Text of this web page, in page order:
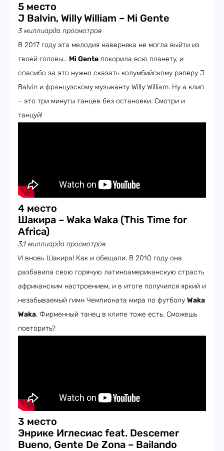
5 место
J Balvin, Willy William – Mi Gente
3 миллиарда просмотров
В 2017 году эта мелодия наверняка не могла выйти из
твоей головы… Mi Gente покорила всю планету, и
спасибо за это нужно сказать колумбийскому рэперу J
Balvin и французскому музыканту Willy William. Ну а клип
– это три минуты танцев без остановки. Смотри и
танцуй!
4 место
Шакира – Waka Waka (This Time for
Africa)
3,1 миллиарда просмотров
И вновь Шакира! Как и обещали. В 2010 году она
разбавила свою горячую латиноамериканскую страсть
африканским настроением, и в итоге получился яркий и
незабываемый гимн Чемпионата мира по футболу Waka
Waka. Фирменный танец в клипе тоже есть. Сможешь
повторить?
3 место
Энрике Иглесиас feat. Descemer
Bueno, Gente De Zona – Bailando